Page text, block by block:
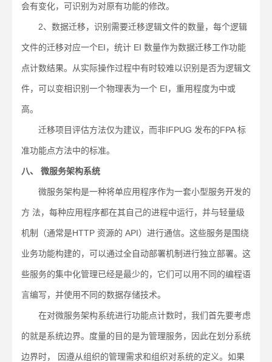
会有变化，可识别为对原有功能的修改。
2、数据迁移，识别需要迁移逻辑文件的数量，每个逻辑
文件的迁移对应一个EI，统计 EI 数量作为数据迁移工作功能
点计数结果。从实际操作过程中有时较难以识别是否为逻辑文
件，可以变相识别一个物理表为一个 EI，重用程度为中或
高。
迁移项目评估方法仅为建议，而非IFPUG 发布的FPA 标
准功能点方法中的标准。
八、 微服务架构系统
微服务架构是一种将单应用程序作为一套小型服务开发的
方 法，每种应用程序都在其自己的进程中运行，并与轻量级
机制（通常是HTTP 资源的 API）进行通信。这些服务是围绕
业务功能构建的，可以通过全自动部署机制进行独立部署。这
些服务的集中化管理已经是最少的，它们可以用不同的编程语
言编写，并使用不同的数据存储技术。
在对微服务架构系统进行功能点计数时，我们首先要考虑
的就是系统边界。度量的目的是为管理服务，因此在划分系统
边界时， 因遵从组织的管理需求和组织对系统的定义。如果